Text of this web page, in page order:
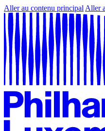
Aller au contenu principal Aller